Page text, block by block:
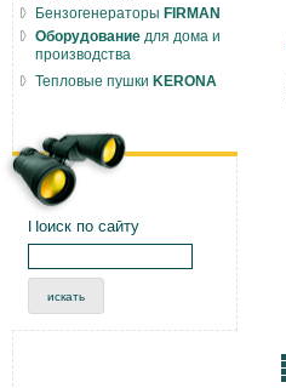
Бензогенераторы FIRMAN
Оборудование для дома и
производства
Тепловые пушки KERONA
Поиск по сайту